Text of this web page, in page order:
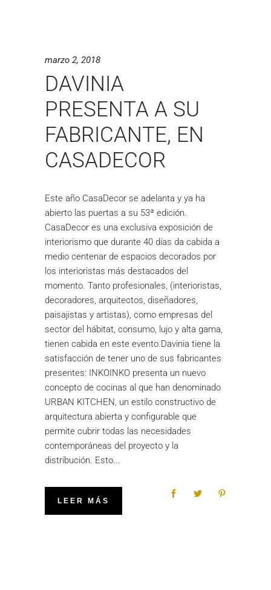
marzo 2, 2018
DAVINIA
PRESENTA A SU
FABRICANTE, EN
CASADECOR
Este año CasaDecor se adelanta y ya ha
abierto las puertas a su 53ª edición.
CasaDecor es una exclusiva exposición de
interiorismo que durante 40 días da cabida a
medio centenar de espacios decorados por
los interioristas más destacados del
momento. Tanto profesionales, (interioristas,
decoradores, arquitectos, diseñadores,
paisajistas y artistas), como empresas del
sector del hábitat, consumo, lujo y alta gama,
tienen cabida en este evento.Davinia tiene la
satisfacción de tener uno de sus fabricantes
presentes: INKOINKO presenta un nuevo
concepto de cocinas al que han denominado
URBAN KITCHEN, un estilo constructivo de
arquitectura abierta y configurable que
permite cubrir todas las necesidades
contemporáneas del proyecto y la
distribución. Esto
LEER MÁS